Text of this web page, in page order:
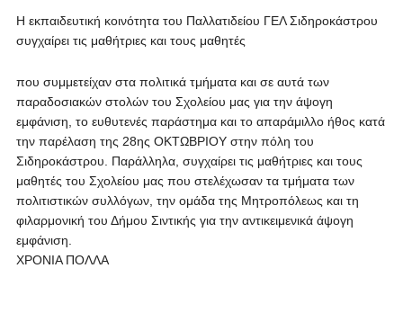
Η εκπαιδευτική κοινότητα του Παλλατιδείου ΓΕΛ Σιδηροκάστρου
συγχαίρει τις μαθήτριες και τους μαθητές
που συμμετείχαν στα πολιτικά τμήματα και σε αυτά των
παραδοσιακών στολών του Σχολείου μας για την άψογη
εμφάνιση, το ευθυτενές παράστημα και το απαράμιλλο ήθος κατά
την παρέλαση της 28ης ΟΚΤΩΒΡΙΟΥ στην πόλη του
Σιδηροκάστρου. Παράλληλα, συγχαίρει τις μαθήτριες και τους
μαθητές του Σχολείου μας που στελέχωσαν τα τμήματα των
πολιτιστικών συλλόγων, την ομάδα της Μητροπόλεως και τη
φιλαρμονική του Δήμου Σιντικής για την αντικειμενικά άψογη
εμφάνιση.
ΧΡΟΝΙΑ ΠΟΛΛΑ